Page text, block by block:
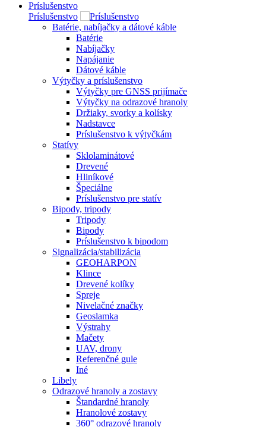
Príslušenstvo
Príslušenstvo
Batérie, nabíjačky a dátové káble
Batérie
Nabíjačky
Napájanie
Dátové káble
Výtyčky a príslušenstvo
Výtyčky pre GNSS prijímače
Výtyčky na odrazové hranoly
Držiaky, svorky a kolísky
Nadstavce
Príslušenstvo k výtyčkám
Statívy
Sklolaminátové
Drevené
Hliníkové
Špeciálne
Príslušenstvo pre statív
Bipody, tripody
Tripody
Bipody
Príslušenstvo k bipodom
Signalizácia/stabilizácia
GEOHARPON
Klince
Drevené kolíky
Spreje
Nivelačné značky
Geoslamka
Výstrahy
Mačety
UAV, drony
Referenčné gule
Iné
Libely
Odrazové hranoly a zostavy
Štandardné hranoly
Hranolové zostavy
360° odrazové hranoly